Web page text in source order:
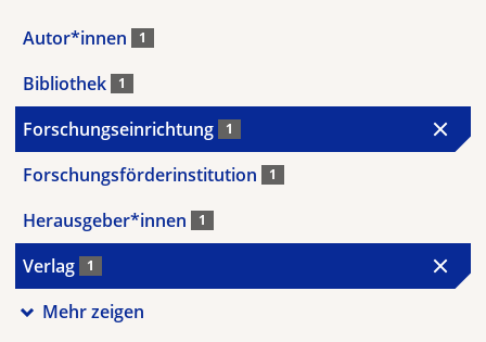
Autor*innen 1
Bibliothek 1
Forschungseinrichtung 1
Forschungsförderinstitution 1
Herausgeber*innen 1
Verlag 1
Mehr zeigen